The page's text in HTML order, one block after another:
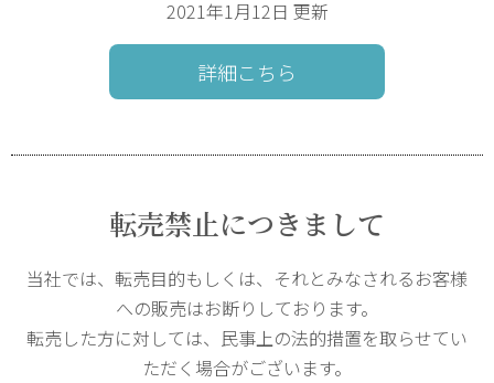
2021年1月12日 更新
詳細こちら
転売禁止につきまして
当社では、転売目的もしくは、それとみなされるお客様
への販売はお断りしております。
転売した方に対しては、民事上の法的措置を取らせてい
ただく場合がございます。